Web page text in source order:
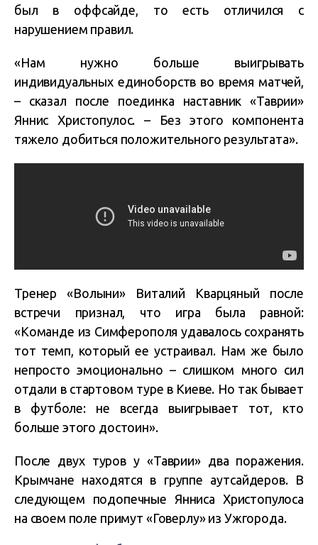
был в оффсайде, то есть отличился с
нарушением правил.
«Нам нужно больше выигрывать
индивидуальных единоборств во время матчей,
– сказал после поединка наставник «Таврии»
Яннис Христопулос. – Без этого компонента
тяжело добиться положительного результата».
Тренер «Волыни» Виталий Кварцяный после
встречи признал, что игра была равной:
«Команде из Симферополя удавалось сохранять
тот темп, который ее устраивал. Нам же было
непросто эмоционально – слишком много сил
отдали в стартовом туре в Киеве. Но так бывает
в футболе: не всегда выигрывает тот, кто
больше этого достоин».
После двух туров у «Таврии» два поражения.
Крымчане находятся в группе аутсайдеров. В
следующем подопечные Янниса Христопулоса
на своем поле примут «Говерлу» из Ужгорода.